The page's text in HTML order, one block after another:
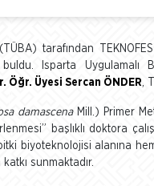
tarafından
Isparta Uygulamalı
Öğr. Üyesi Sercan ÖNDER,
damascenaMill.) Primer
başlıklı doktora
biyoteknolojisi alanına
sunmaktadır.